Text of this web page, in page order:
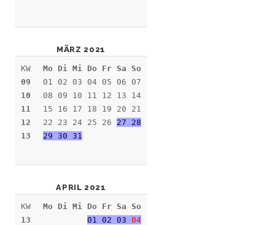
MÄRZ 2021
KW
09
10
11
12
13
Mo Di Mi Do Fr Sa So
01 02 03 04 05 06 07
08 09 10 11 12 13 14
15 16 17 18 19 20 21
22 23 24 25 26 27 28
29 30 31
APRIL 2021
KW
13
Mo Di Mi Do Fr Sa So
01 02 03 04